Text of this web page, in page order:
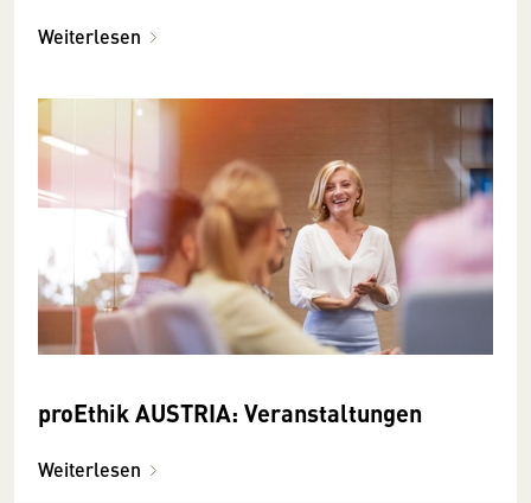
Weiterlesen
proEthik AUSTRIA: Veranstaltungen
Weiterlesen